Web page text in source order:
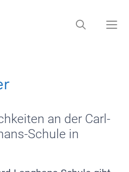
an der Carl-
Schule in